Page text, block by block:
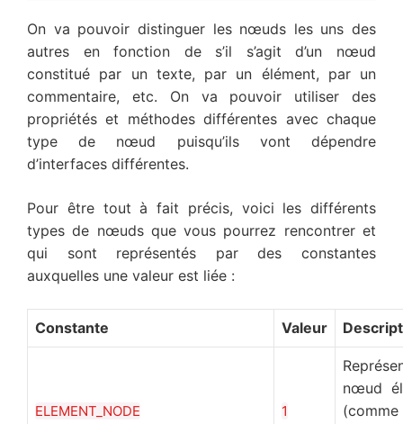
On va pouvoir distinguer les nœuds les uns des
autres en fonction de s’il s’agit d’un nœud
constitué par un texte, par un élément, par un
commentaire, etc. On va pouvoir utiliser des
propriétés et méthodes différentes avec chaque
type de nœud puisqu’ils vont dépendre
d’interfaces différentes.
Pour être tout à fait précis, voici les différents
types de nœuds que vous pourrez rencontrer et
qui sont représentés par des constantes
auxquelles une valeur est liée :
Constante Valeur
ELEMENT_NODE 1
nœud